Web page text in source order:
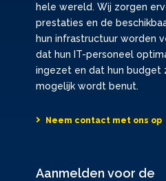
hele wereld. Wij zorgen
prestaties en de
hun infrastructuur worden
dat hun IT-personeel
ingezet en dat hun budget
mogelijk wordt benut.
Neem contact met ons op
Aanmelden voor de